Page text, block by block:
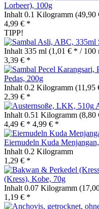
Lorbeer), 100g
Inhalt 0.1 Kilogramm (49,90
4,99 € *
TIPP!
Inhalt 335 ml (1,01 € * / 100
3,39 € *
Pedas, 200g
Inhalt 0.2 Kilogramm (11,95
2,39 € *
Inhalt 0.51 Kilogramm (8,80
4,49 € * 4,99 € *
Eiernudeln Kuda
Inhalt 0.2 Kilogramm
1,29 € *
(Kress), Kobe, 70g
Inhalt 0.07 Kilogramm
1,19 € *